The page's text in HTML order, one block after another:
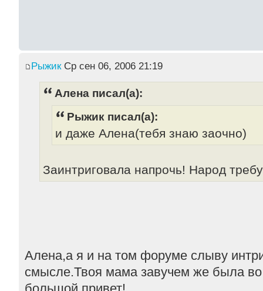
РыжикСр сен 06, 2006 21:19
Алена писал(а):
Рыжик писал(а):
и даже Алена(тебя знаю заочно)
Заинтриговала напрочь! Народ
Алена,а я и на том форуме слыву
смысле.Твоя мама завучем же была